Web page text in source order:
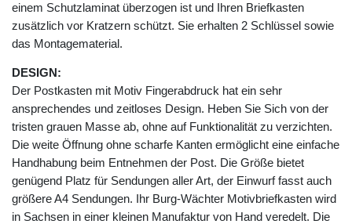
einem Schutzlaminat überzogen ist und Ihren Briefkasten
zusätzlich vor Kratzern schützt. Sie erhalten 2 Schlüssel sowie
das Montagematerial.
DESIGN:
Der Postkasten mit Motiv Fingerabdruck hat ein sehr
ansprechendes und zeitloses Design. Heben Sie Sich von der
tristen grauen Masse ab, ohne auf Funktionalität zu verzichten.
Die weite Öffnung ohne scharfe Kanten ermöglicht eine einfache
Handhabung beim Entnehmen der Post. Die Größe bietet
genügend Platz für Sendungen aller Art, der Einwurf fasst auch
größere A4 Sendungen. Ihr Burg-Wächter Motivbriefkasten wird
in Sachsen in einer kleinen Manufaktur von Hand veredelt. Die